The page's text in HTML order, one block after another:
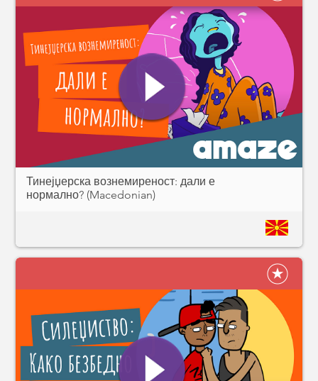
Тинејџерска вознемиреност: дали е
нормално? (Macedonian)